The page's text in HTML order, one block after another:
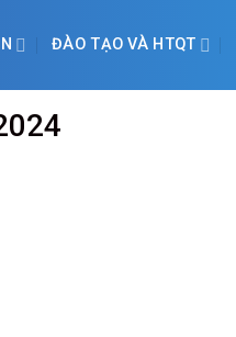
ĐÀO TẠO VÀ HTQT